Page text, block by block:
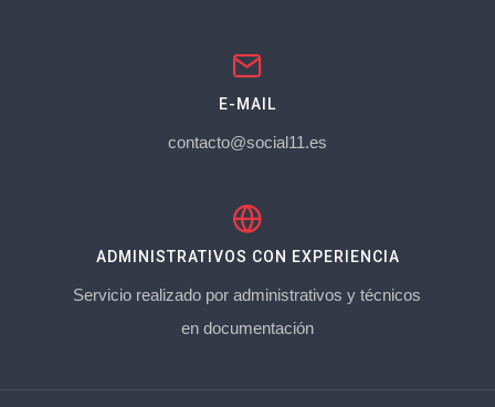
E-MAIL
contacto@social11.es
ADMINISTRATIVOS CON EXPERIENCIA
Servicio realizado por administrativos y técnicos
en documentación